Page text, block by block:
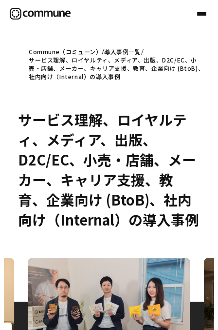
Communeについて
セミナー
お役立ち情報
Commune（コミューン）
導入事例一覧
サービス理解、ロイヤルティ、メディア、出版、D2C/EC、小
売・店舗、メーカー、キャリア支援、教育、企業向け (BtoB)、
社内向け（Internal）の導入事例
サービス理解、ロイヤルテ
ィ、メディア、出版、
D2C/EC、小売・店舗、メー
カー、キャリア支援、教
育、企業向け (BtoB)、社内
向け（Internal）の導入事例